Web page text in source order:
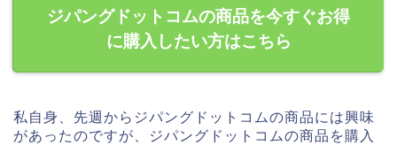
ジパングドットコムの商品を今すぐお得
に購入したい方はこちら
私自身、先週からジパングドットコムの商品には興味
があったのですが、ジパングドットコムの商品を購入